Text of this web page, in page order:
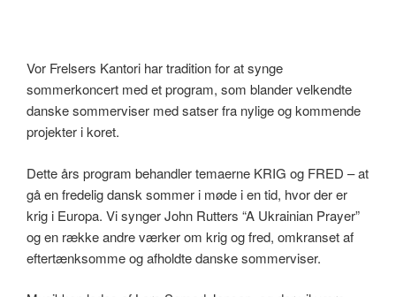
Vor Frelsers Kantori har tradition for at synge
sommerkoncert med et program, som blander velkendte
danske sommerviser med satser fra nylige og kommende
projekter i koret.
Dette års program behandler temaerne KRIG og FRED – at
gå en fredelig dansk sommer i møde i en tid, hvor der er
krig i Europa. Vi synger John Rutters “A Ukrainian Prayer”
og en række andre værker om krig og fred, omkranset af
eftertænksomme og afholdte danske sommerviser.